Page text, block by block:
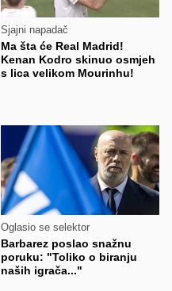
Sjajni napadač
Ma šta će Real Madrid!
Kenan Kodro skinuo osmjeh
s lica velikom Mourinhu!
Oglasio se selektor
Barbarez poslao snažnu
poruku: "Toliko o biranju
naših igrača..."